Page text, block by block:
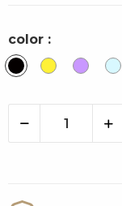
color :
NegroLimónLila